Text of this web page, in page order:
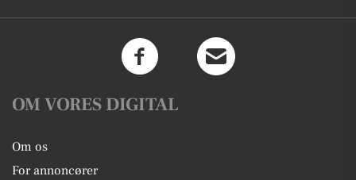
OM VORES DIGITAL
Om os
For annoncører